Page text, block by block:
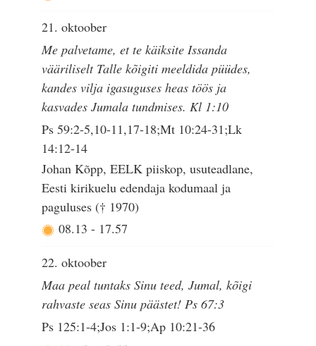
21. oktoober
Me palvetame, et te käiksite Issanda
vääriliselt Talle kõigiti meeldida püüdes,
kandes vilja igasuguses heas töös ja
kasvades Jumala tundmises. Kl 1:10
Ps 59:2-5,10-11,17-18;Mt 10:24-31;Lk
14:12-14
Johan Kõpp, EELK piiskop, usuteadlane,
Eesti kirikuelu edendaja kodumaal ja
paguluses († 1970)
08.13 - 17.57
22. oktoober
Maa peal tuntaks Sinu teed, Jumal, kõigi
rahvaste seas Sinu päästet! Ps 67:3
Ps 125:1-4;Jos 1:1-9;Ap 10:21-36